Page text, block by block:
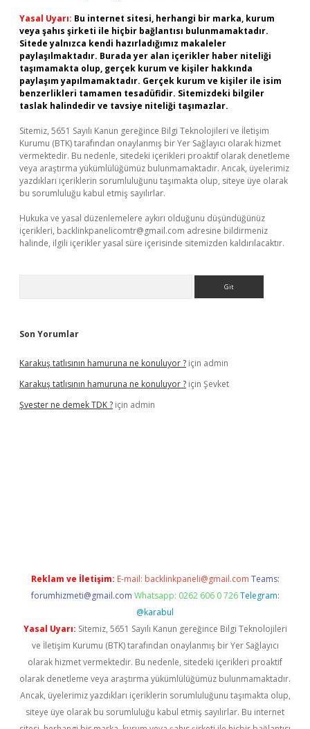
Yasal Uyarı: Bu internet sitesi, herhangi bir marka, kurum
veya şahıs şirketi ile hiçbir bağlantısı bulunmamaktadır.
Sitede yalnızca kendi hazırladığımız makaleler
paylaşılmaktadır. Burada yer alan içerikler haber niteliği
taşımamakta olup, gerçek kurum ve kişiler hakkında
paylaşım yapılmamaktadır. Gerçek kurum ve kişiler ile isim
benzerlikleri tamamen tesadüfidir. Sitemizdeki bilgiler
taslak halindedir ve tavsiye niteliği taşımazlar.
Sitemiz, 5651 Sayılı Kanun gereğince Bilgi Teknolojileri ve İletişim
Kurumu (BTK) tarafından onaylanmış bir Yer Sağlayıcı olarak hizmet
vermektedir. Bu nedenle, sitedeki içerikleri proaktif olarak denetleme
veya araştırma yükümlülüğümüz bulunmamaktadır. Ancak, üyelerimiz
yazdıkları içeriklerin sorumluluğunu taşımakta olup, siteye üye olarak
bu sorumluluğu kabul etmiş sayılırlar.
Hukuka ve yasal düzenlemelere aykırı olduğunu düşündüğünüz
içerikleri, backlinkpanelicomtr@gmail.com adresine bildirmeniz
halinde, ilgili içerikler yasal süre içerisinde sitemizden kaldırılacaktır.
Son Yorumlar
Karakuş tatlısının hamuruna ne konuluyor ? için admin
Karakuş tatlısının hamuruna ne konuluyor ? için Şevket
Şvester ne demek TDK ? için admin
Reklam ve İletişim: E-mail: backlinkpaneli@gmail.com Teams:
forumhizmeti@gmail.com Whatsapp: 0262 606 0 726 Telegram:
@karabul
Yasal Uyarı: Sitemiz, 5651 Sayılı Kanun gereğince Bilgi Teknolojileri
ve İletişim Kurumu (BTK) tarafından onaylanmış bir Yer Sağlayıcı
olarak hizmet vermektedir. Bu nedenle, sitedeki içerikleri proaktif
olarak denetleme veya araştırma yükümlülüğümüz bulunmamaktadır.
Ancak, üyelerimiz yazdıkları içeriklerin sorumluluğunu taşımakta olup,
siteye üye olarak bu sorumluluğu kabul etmiş sayılırlar. Bu internet